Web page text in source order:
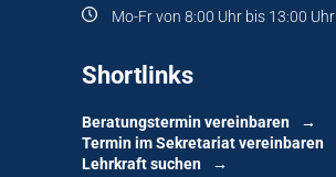
Mo-Fr von 8:00 Uhr bis 13:00 Uhr
Shortlinks
Beratungstermin vereinbaren
Termin im Sekretariat vereinbaren
Lehrkraft suchen